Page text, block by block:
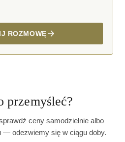
ROZMOWĘ
przemyśleć?
ceny samodzielnie albo
— odezwiemy się w ciągu doby.